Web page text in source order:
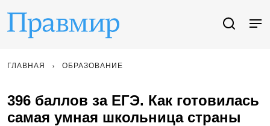
ГЛАВНАЯ ОБРАЗОВАНИЕ
396 баллов за ЕГЭ. Как готовилась
самая умная школьница страны